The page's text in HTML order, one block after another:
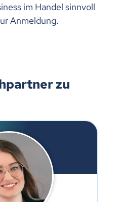
im Handel sinnvoll
Anmeldung.
zu